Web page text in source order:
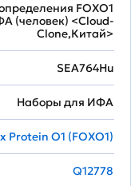
FOXO1
(человек) <Cloud-
Clone,Китай>
SEA764Hu
Наборы для ИФА
Protein O1 (FOXO1)
Q12778